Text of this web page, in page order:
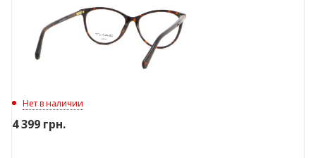
Нет в наличии
4 399 грн.